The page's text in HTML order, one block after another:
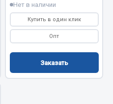
Нет в наличии
Купить в один клик
Опт
Заказать